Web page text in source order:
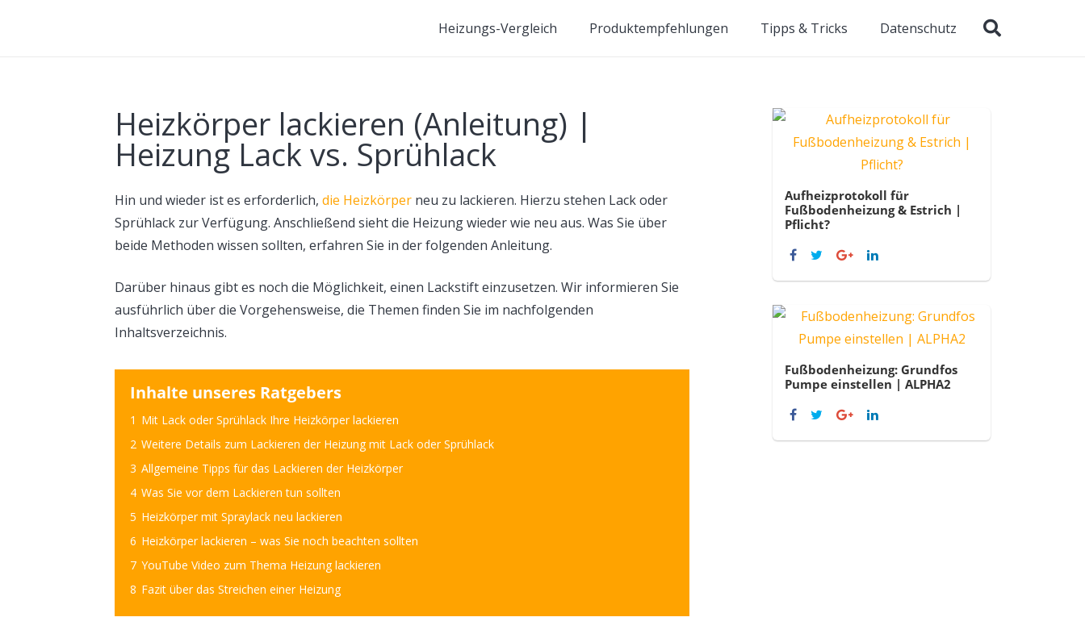
Heizungs-Vergleich Produktempfehlungen Tipps & Tricks Datenschutz
Heizkörper lackieren (Anleitung) |
Heizung Lack vs. Sprühlack
Hin und wieder ist es erforderlich, die Heizkörper neu zu lackieren. Hierzu stehen Lack oder
Sprühlack zur Verfügung. Anschließend sieht die Heizung wieder wie neu aus. Was Sie über
beide Methoden wissen sollten, erfahren Sie in der folgenden Anleitung.
Darüber hinaus gibt es noch die Möglichkeit, einen Lackstift einzusetzen. Wir informieren Sie
ausführlich über die Vorgehensweise, die Themen finden Sie im nachfolgenden
Inhaltsverzeichnis.
Inhalte unseres Ratgebers
1 Mit Lack oder Sprühlack Ihre Heizkörper lackieren
2 Weitere Details zum Lackieren der Heizung mit Lack oder Sprühlack
3 Allgemeine Tipps für das Lackieren der Heizkörper
4 Was Sie vor dem Lackieren tun sollten
5 Heizkörper mit Spraylack neu lackieren
6 Heizkörper lackieren – was Sie noch beachten sollten
7 YouTube Video zum Thema Heizung lackieren
8 Fazit über das Streichen einer Heizung
Aufheizprotokoll für
Fußbodenheizung & Estrich |
Pflicht?
Fußbodenheizung: Grundfos
Pumpe einstellen | ALPHA2